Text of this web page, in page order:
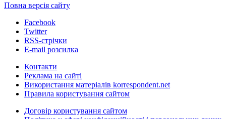
Повна версія сайту
Facebook
Twitter
RSS-стрічки
E-mail розсилка
Контакти
Реклама на сайті
Використання матеріалів korrespondent.net
Правила користування сайтом
Договір користування сайтом